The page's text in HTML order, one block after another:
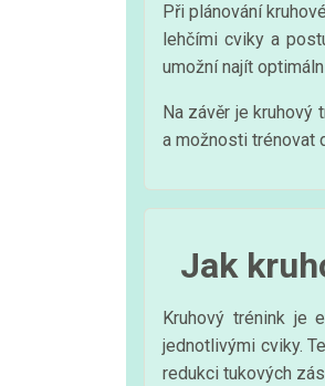
Při plánování
lehčími cviky a
umožní najít
Na závěr je
a možnosti trénovat
Jak
Kruhový trénink je
jednotlivými cviky.
redukci tukových